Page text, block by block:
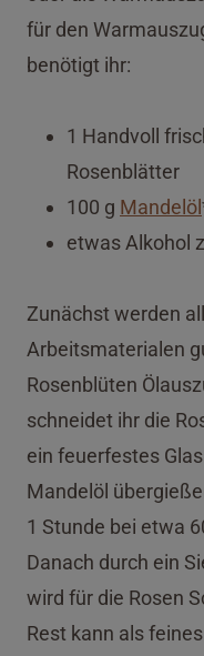
für den
benötigt ihr:
1 Handvoll
Rosenblätter
100 g Mandelöl
etwas Alkohol
Zunächst werden
Arbeitsmaterialen
Rosenblüten
schneidet ihr die
ein feuerfestes
Mandelöl
1 Stunde bei etwa
Danach durch ein
wird für die Rosen
Rest kann als